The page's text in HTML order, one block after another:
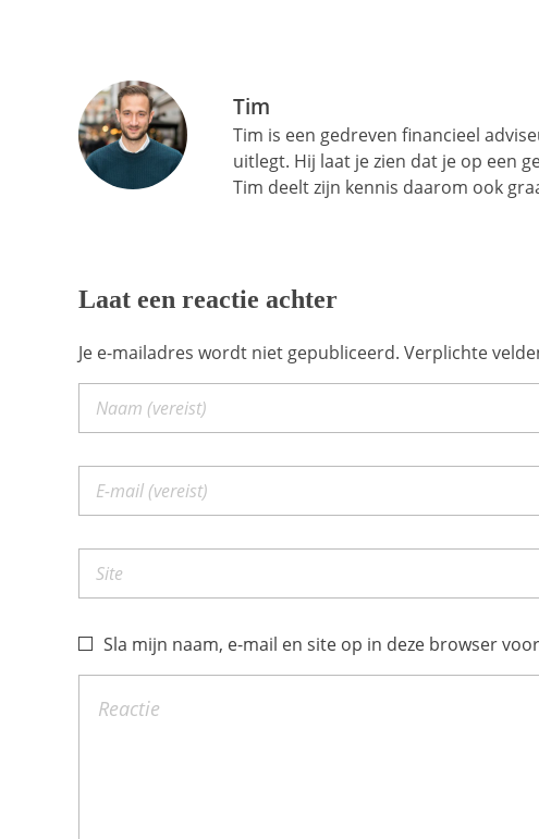
Tim
Tim is een gedreven financieel
uitlegt. Hij laat je zien dat je op een
Tim deelt zijn kennis daarom ook
Laat een reactie achter
Je e-mailadres wordt niet gepubliceerd. Verplichte
Sla mijn naam, e-mail en site op in deze browser